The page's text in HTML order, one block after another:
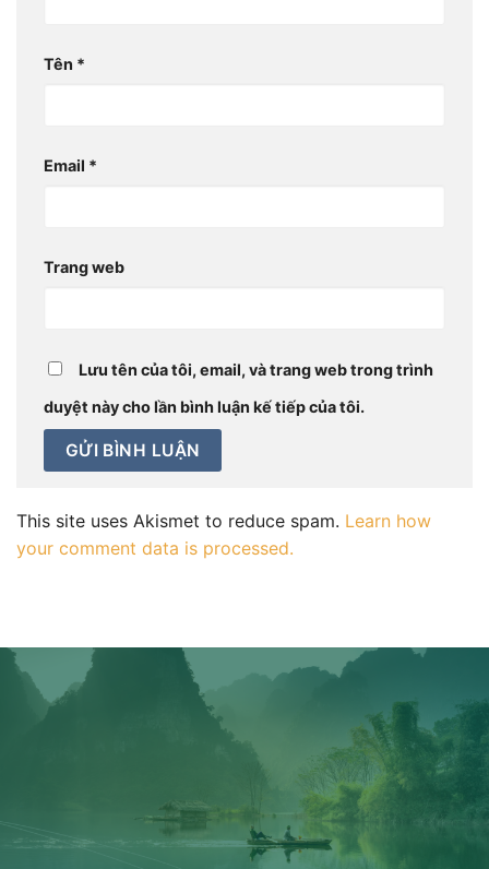
Tên *
Email *
Trang web
Lưu tên của tôi, email, và trang web trong trình
duyệt này cho lần bình luận kế tiếp của tôi.
This site uses Akismet to reduce spam. Learn how
your comment data is processed.